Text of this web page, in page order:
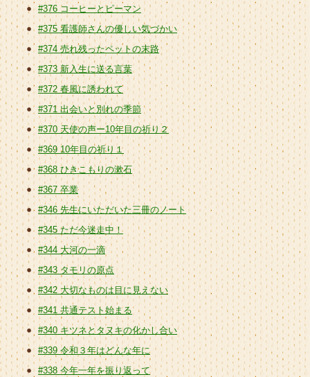
#376 コーヒーとピーマン
#375 看護師さんの優しい気づかい
#374 売れ残ったペットの末路
#373 新入生に送る言葉
#372 春風に誘われて
#371 出会いと別れの季節
#370 天使の声ー10年目の祈り２
#369 10年目の祈り１
#368 ひきこもりの漱石
#367 卒業
#346 先生にいただいた三冊のノート
#345 ただ今迷走中！
#344 大河の一滴
#343 タモリの原点
#342 大切なものは目に見えない
#341 共通テスト始まる
#340 キツネとタヌキの化かし合い
#339 令和３年はどんな年に
#338 今年一年を振り返って